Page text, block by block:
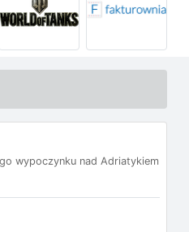
wypoczynku nad Adriatykiem